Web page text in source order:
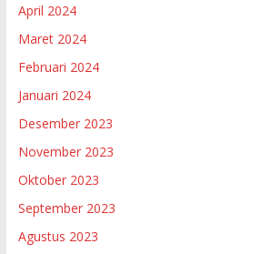
April 2024
Maret 2024
Februari 2024
Januari 2024
Desember 2023
November 2023
Oktober 2023
September 2023
Agustus 2023